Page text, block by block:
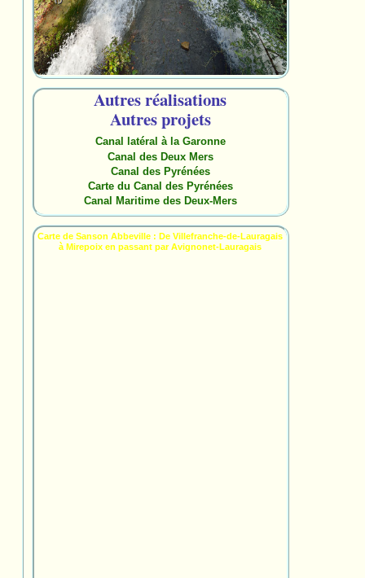
Autres réalisations
Autres projets
Canal latéral à la Garonne
Canal des Deux Mers
Canal des Pyrénées
Carte du Canal des Pyrénées
Canal Maritime des Deux-Mers
Carte de Sanson Abbeville : De Villefranche-de-Lauragais
à Mirepoix en passant par Avignonet-Lauragais